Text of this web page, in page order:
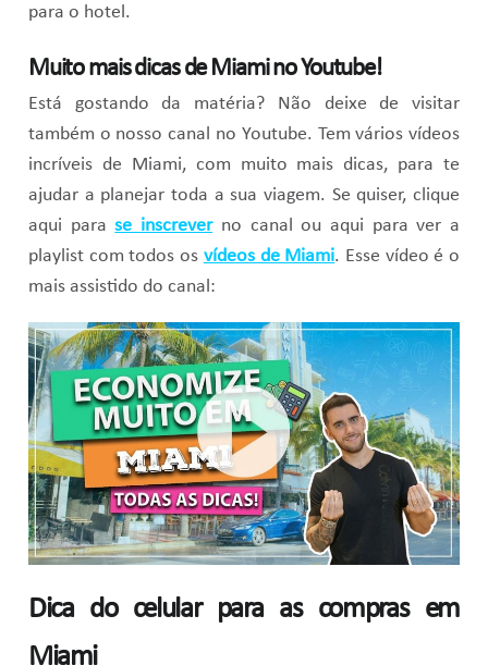
para o hotel.
Muito mais dicas de Miami no Youtube!
Está gostando da matéria? Não deixe de visitar
também o nosso canal no Youtube. Tem vários vídeos
incríveis de Miami, com muito mais dicas, para te
ajudar a planejar toda a sua viagem. Se quiser, clique
aqui parase inscreverno canal ou aqui para ver a
playlist com todos os vídeos de Miami. Esse vídeo é o
mais assistido do canal:
Dica do celular para as compras em
Miami